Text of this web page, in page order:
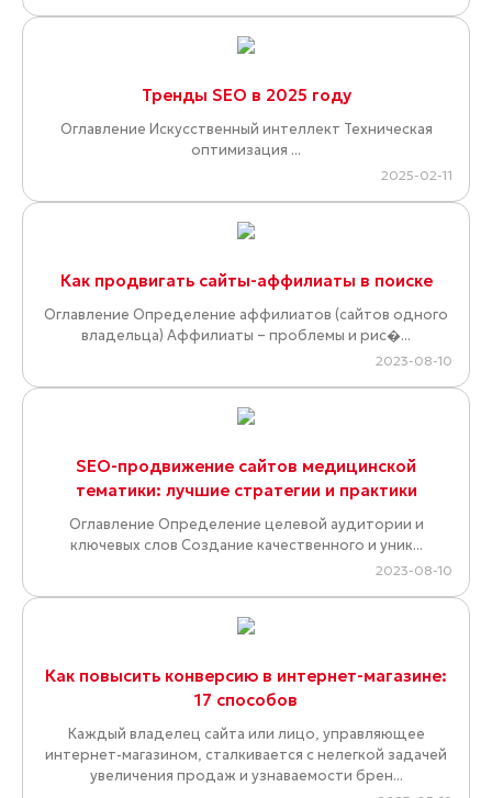
Тренды SEO в 2025 году
Оглавление Искусственный интеллект Техническая
оптимизация ...
2025-02-11
Как продвигать сайты-аффилиаты в поиске
Оглавление Определение аффилиатов (сайтов одного
владельца) Аффилиаты – проблемы и рис�...
2023-08-10
SEO-продвижение сайтов медицинской
тематики: лучшие стратегии и практики
Оглавление Определение целевой аудитории и
ключевых слов Создание качественного и уник...
2023-08-10
Как повысить конверсию в интернет-магазине:
17 способов
Каждый владелец сайта или лицо, управляющее
интернет-магазином, сталкивается с нелегкой задачей
увеличения продаж и узнаваемости брен...